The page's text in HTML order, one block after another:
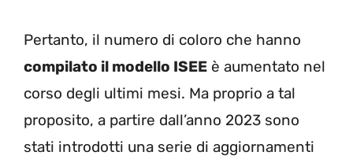
Pertanto, il numero di coloro che hanno
compilato il modello ISEE è aumentato nel
corso degli ultimi mesi. Ma proprio a tal
proposito, a partire dall’anno 2023 sono
stati introdotti una serie di aggiornamenti